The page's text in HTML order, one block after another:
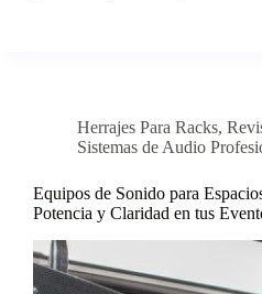
Herrajes Para Racks,
Sistemas de Audio
Equipos de Sonido para
Potencia y Claridad en tus